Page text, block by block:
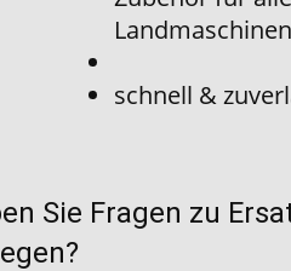
Landmaschinen
schnell &
Sie Fragen zu